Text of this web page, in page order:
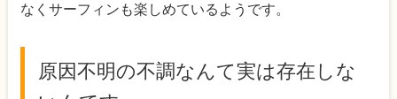
なくサーフィンも楽しめているようです。
原因不明の不調なんて実は存在しな